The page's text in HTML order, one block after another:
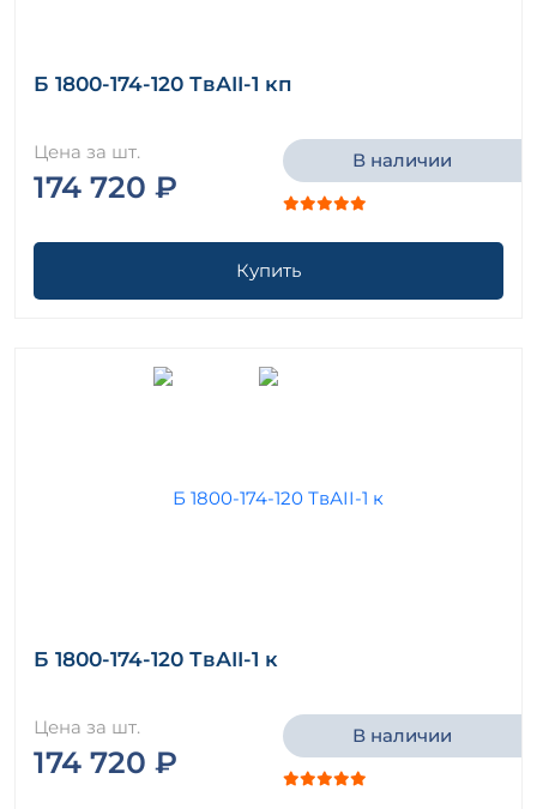
Б 1800-174-120 ТвАII-1 кп
Цена за шт.
174 720 ₽
В наличии
Купить
Б 1800-174-120 ТвАII-1 к
Цена за шт.
174 720 ₽
В наличии